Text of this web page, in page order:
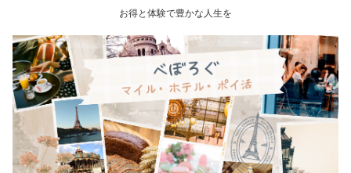
お得と体験で豊かな人生を